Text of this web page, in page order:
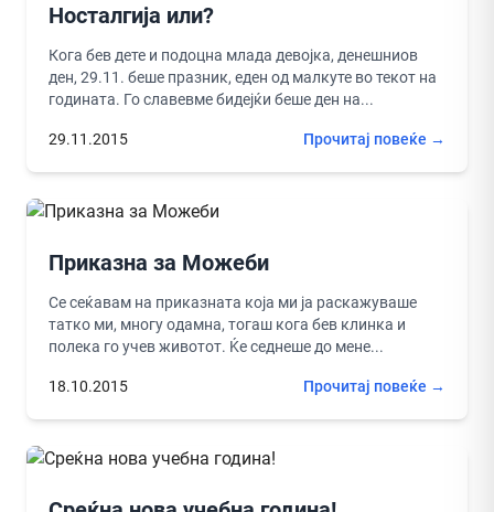
Носталгија или?
Кога бев дете и подоцна млада девојка, денешниов
ден, 29.11. беше празник, еден од малкуте во текот на
годината. Го славевме бидејќи беше ден на...
29.11.2015 Прочитај повеќе →
Приказна за Можеби
Се сеќавам на приказната која ми ја раскажуваше
татко ми, многу одамна, тогаш кога бев клинка и
полека го учев животот. Ќе седнеше до мене...
18.10.2015 Прочитај повеќе →